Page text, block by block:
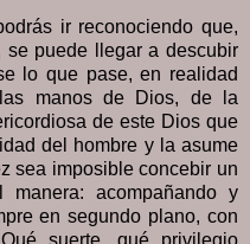
ir reconociendo que,
se puede llegar a descubir
lo que pase, en realidad
manos de Dios, de la
de este Dios que
del hombre y la asume
sea imposible concebir un
acompañando y
en segundo plano, con